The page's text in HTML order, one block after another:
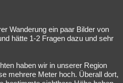
Gaming Filme
Wanderung ein paar Bilder von
hätte 1-2 Fragen dazu und sehr
haben wir in unserer Region
mehrere Meter hoch. Überall dort,